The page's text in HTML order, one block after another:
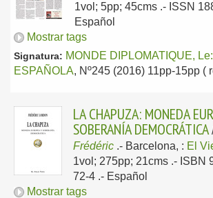
1vol; 5pp; 45cms .- ISSN
Español
Mostrar tags
Signatura: MONDE DIPLOMATIQUE,
ESPAÑOLA, Nº245 (2016) 11pp-15pp (
LA CHAPUZA: MONEDA
SOBERANÍA DEMOCRÁTICA
Frédéric .- Barcelona, : El
1vol; 275pp; 21cms .- ISBN
72-4 .- Español
Mostrar tags